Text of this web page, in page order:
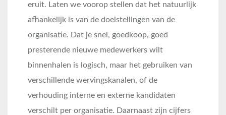
eruit. Laten we voorop stellen dat het natuurlijk
afhankelijk is van de doelstellingen van de
organisatie. Dat je snel, goedkoop, goed
presterende nieuwe medewerkers wilt
binnenhalen is logisch, maar het gebruiken van
verschillende wervingskanalen, of de
verhouding interne en externe kandidaten
verschilt per organisatie. Daarnaast zijn cijfers